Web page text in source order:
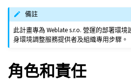
備註
此計畫專為 Weblate s.r.o. 營運的部署環
身環境調整服務提供者及組織專用步驟。
角色和責任